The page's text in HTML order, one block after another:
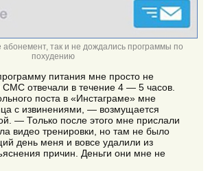
абонемент, так и не дождались программы по
похудению
питания мне просто не
отвечали в течение 4 — 5 часов.
поста в «Инстаграме» мне
с извинениями, — возмущается
— Только после этого мне прислали
видео тренировки, но там не было
день меня и вовсе удалили из
причин. Деньги они мне не